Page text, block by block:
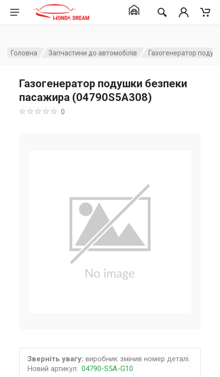
Головна Запчастини до автомобілів Газогенератор
Газогенератор подушки безпеки
пасажира (04790S5A308)
0
Зверніть увагу: виробник змінив номер деталі.
Новий артикул: 04790-S5A-G10